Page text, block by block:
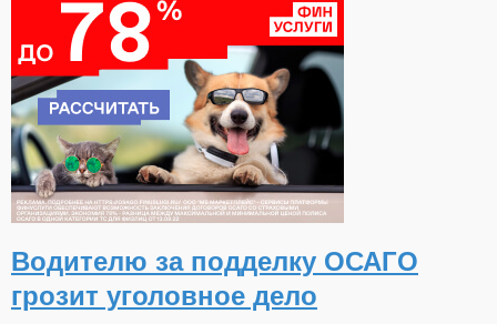
Водителю за подделку ОСАГО
грозит уголовное дело